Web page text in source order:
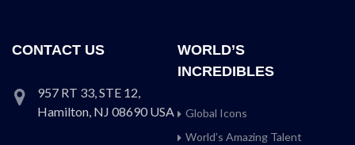
CONTACT US
957 RT 33, STE 12,
Hamilton, NJ 08690 USA
WORLD’S
INCREDIBLES
Global Icons
World’s Amazing Talent